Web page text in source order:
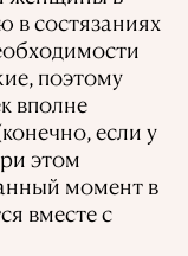
в состязаниях
поэтому
вполне
если у
этом
момент в
вместе с